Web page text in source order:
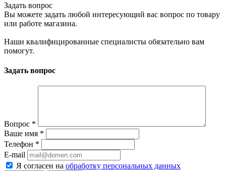
Задать вопрос
Вы можете задать любой интересующий вас вопрос по товару
или работе магазина.
Наши квалифицированные специалисты обязательно вам
помогут.
Задать вопрос
Вопрос *
Ваше имя *
Телефон *
E-mail
Я согласен на обработку персональных данных